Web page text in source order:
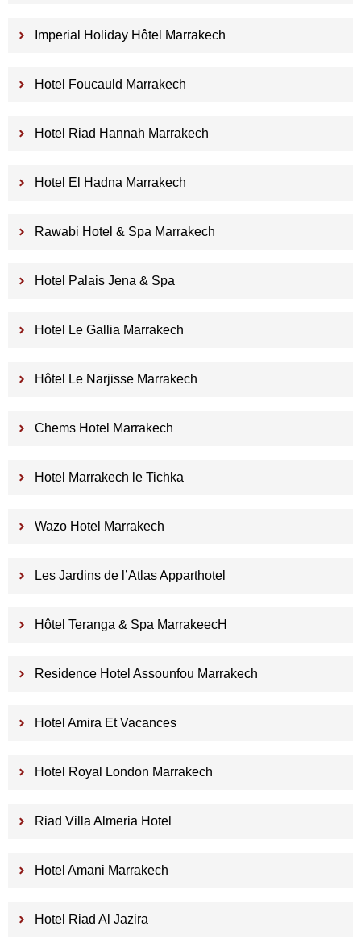
Imperial Holiday Hôtel Marrakech
Hotel Foucauld Marrakech
Hotel Riad Hannah Marrakech
Hotel El Hadna Marrakech
Rawabi Hotel & Spa Marrakech
Hotel Palais Jena & Spa
Hotel Le Gallia Marrakech
Hôtel Le Narjisse Marrakech
Chems Hotel Marrakech
Hotel Marrakech le Tichka
Wazo Hotel Marrakech
Les Jardins de l’Atlas Apparthotel
Hôtel Teranga & Spa MarrakeecH
Residence Hotel Assounfou Marrakech
Hotel Amira Et Vacances
Hotel Royal London Marrakech
Riad Villa Almeria Hotel
Hotel Amani Marrakech
Hotel Riad Al Jazira